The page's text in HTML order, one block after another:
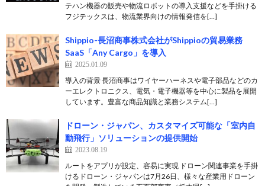
テハン機器の販売や物流ロボットの導入支援などを手掛ける
フジテックスは、物流業界向けの情報発信を[…]
Shippio-長沼商事株式会社がShippioの貿易業務
SaaS「Any Cargo」を導入
2025.01.09
導入の背景 長沼商事はワイヤーハーネスや電子部品などのカ
ーエレクトロニクス、電気・電子機器等を中心に製品を展開
しています。豊富な商品知識と業務システム[…]
ドローン・ジャパン、カスタマイズ可能な「室内自
動飛行」ソリューションの提供開始
2023.08.19
ルートをアプリが設定、容易に実現 ドローン関連事業を手掛
けるドローン・ジャパンは7月26日、様々な産業用ドローン